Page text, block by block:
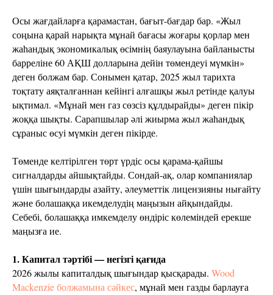
Осы жағдайларға қарамастан, бағыт-бағдар бар. «Жыл
соңына қарай нарықта мұнай бағасы жоғары қорлар мен
жаһандық экономикалық өсімнің баяулауына байланысты
барреліне 60 АҚШ долларына дейін төмендеуі мүмкін»
деген болжам бар. Сонымен қатар, 2025 жыл тарихта
тоқтату аяқталғаннан кейінгі алғашқы жыл ретінде қалуы
ықтимал. «Мұнай мен газ сөзсіз құлдырайды» деген пікір
жоққа шықты. Сарапшылар әлі жиырма жыл жаһандық
сұраныс өсуі мүмкін деген пікірде.
Төменде келтірілген төрт үрдіс осы қарама-қайшы
сигналдарды айшықтайды. Сондай-ақ, олар компаниялар
үшін шығындарды азайту, әлеуметтік лицензияны нығайту
және болашаққа икемделудің маңызын айқындайды.
Себебі, болашаққа имкемделу өндіріс көлеміндей ерекше
маңызға ие.
1. Капитал тәртібі — негізгі қағида
2026 жылы капиталдық шығындар қысқарады. Wood
Mackenzie болжамына сәйкес, мұнай мен газды барлауға